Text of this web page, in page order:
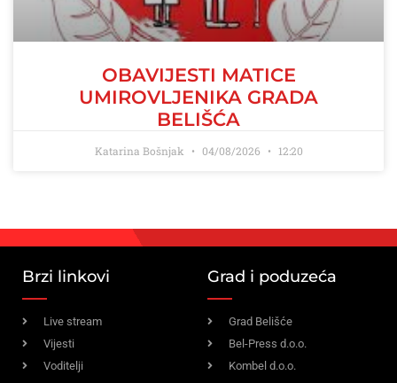
OBAVIJESTI MATICE
UMIROVLJENIKA GRADA
BELIŠĆA
Katarina Bošnjak 04/08/2026 12:20
Brzi linkovi
Live stream
Vijesti
Voditelji
Grad i poduzeća
Grad Belišće
Bel-Press d.o.o.
Kombel d.o.o.